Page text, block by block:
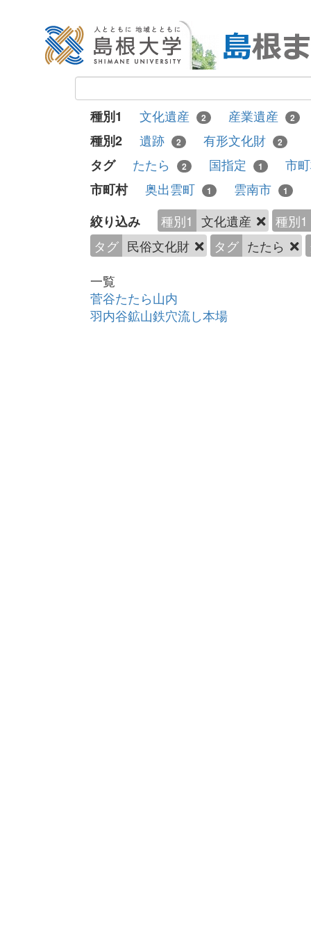
種別1 文化遺産 2 産業遺産 2
種別2 遺跡 2 有形文化財 2
タグ たたら 2 国指定 1
市
市町村
奥出雲町 1 雲南市 1
絞り込み 種別1 文化遺産
種別1
タグ 民俗文化財 タグ たたら
一覧
菅谷たたら山内
羽内谷鉱山鉄穴流し本場